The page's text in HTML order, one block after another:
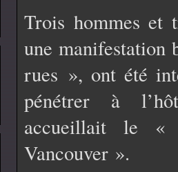
Trois hommes et
une manifestation
rues », ont été
pénétrer à
accueillait le «
Vancouver ».